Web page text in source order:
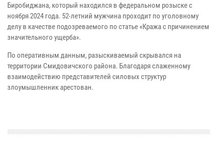
Биробиджана, который находился в федеральном розыске с
ноября 2024 года. 52-летний мужчина проходит по уголовному
делу в качестве подозреваемого по статье «Кража с причинением
значительного ущерба».
По оперативным данным, разыскиваемый скрывался на
территории Смидовичского района. Благодаря слаженному
взаимодействию представителей силовых структур
злоумышленник арестован.